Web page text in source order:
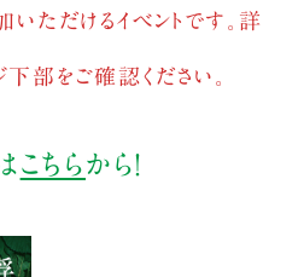
いただけるイベントです。詳
部をご確認ください。
こちらから！